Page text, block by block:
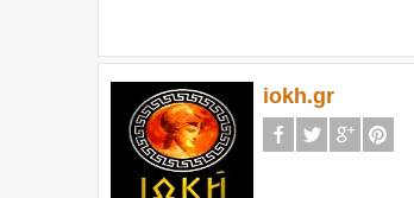
iokh.gr